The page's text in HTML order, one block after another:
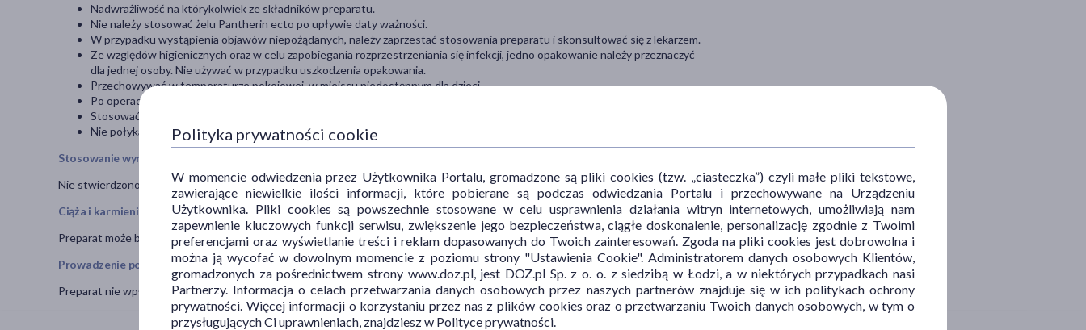
Nadwrażliwość na którykolwiek ze składników preparatu.
Nie należy stosować żelu Pantherin ecto po upływie daty ważności.
W przypadku wystąpienia objawów niepożądanych, należy zaprzestać stosowania preparatu i skonsultować się z lekarzem.
Ze względów higienicznych oraz w celu zapobiegania rozprzestrzeniania się infekcji, jedno opakowanie należy przeznaczyć
dla jednej osoby. Nie używać w przypadku uszkodzenia opakowania.
Przechowywać w temperaturze pokojowej, w miejscu niedostępnym dla dzieci.
Po operacjach i zabiegach chirurgicznych, przed zastosowaniem należy skonsultować się z lekarzem
Stosować zgodnie z przeznaczeniem. Unikać kontaktu z oczami.
Nie połykać.
Stosowanie wyrobu z innymi lekami
Nie stwierdzono interakcji.
Ciąża i karmienie piersią
Preparat może być stosowany u kobiet w ciąży.
Prowadzenie pojazdów i obsługa maszyn
Preparat nie wpływa negatywnie na prowadzenie i obsługę maszyn i urządzeń mechanicznych.
Polityka prywatności cookie
W momencie odwiedzenia przez Użytkownika Portalu, gromadzone są pliki cookies (tzw. „ciasteczka”) czyli małe pliki tekstowe,
zawierające niewielkie ilości informacji, które pobierane są podczas odwiedzania Portalu i przechowywane na Urządzeniu
Użytkownika. Pliki cookies są powszechnie stosowane w celu usprawnienia działania witryn internetowych, umożliwiają nam
zapewnienie kluczowych funkcji serwisu, zwiększenie jego bezpieczeństwa, ciągłe doskonalenie, personalizację zgodnie z Twoimi
preferencjami oraz wyświetlanie treści i reklam dopasowanych do Twoich zainteresowań. Zgoda na pliki cookies jest dobrowolna i
można ją wycofać w dowolnym momencie z poziomu strony "Ustawienia Cookie". Administratorem danych osobowych Klientów,
gromadzonych za pośrednictwem strony www.doz.pl, jest DOZ.pl Sp. z o. o. z siedzibą w Łodzi, a w niektórych przypadkach nasi
Partnerzy. Informacja o celach przetwarzania danych osobowych przez naszych partnerów znajduje się w ich politykach ochrony
prywatności. Więcej informacji o korzystaniu przez nas z plików cookies oraz o przetwarzaniu Twoich danych osobowych, w tym o
przysługujących Ci uprawnieniach, znajdziesz w Polityce prywatności.